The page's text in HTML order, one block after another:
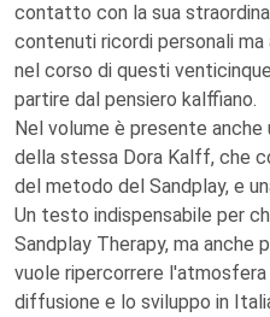
contatto con la sua
contenuti ricordi personali
nel corso di questi
partire dal pensiero kalffiano.
Nel volume è presente
della stessa Dora Kalff, che
del metodo del Sandplay, e
Un testo indispensabile per
Sandplay Therapy, ma anche
vuole ripercorrere
diffusione e lo sviluppo in